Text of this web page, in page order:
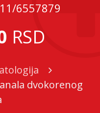
6557879
RSD
dvokorenog